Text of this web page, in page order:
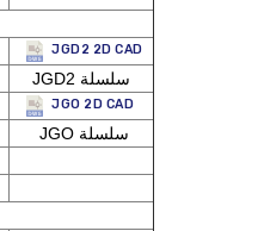
JGD2 2D CAD
JGD2 سلسلة
JGO 2D CAD
JGO سلسلة